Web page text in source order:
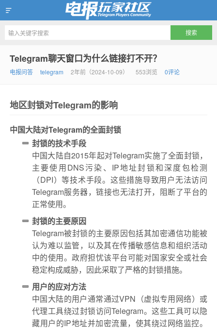
Telegram玩家社区
Telegram聊天窗口为什么链接打不开？
电报问答 telegram 2年前（2024-10-09） 553浏览 0评论
地区封锁对Telegram的影响
中国大陆对Telegram的全面封锁
封锁的技术手段
中国大陆自2015年起对Telegram实施了全面封锁，
主要使用DNS污染、IP地址封锁和深度包检测
（DPI）等技术手段。这些措施导致用户无法访问
Telegram服务器，链接也无法打开，阻断了平台的
正常使用。
封锁的主要原因
Telegram被封锁的主要原因包括其加密通信功能被
认为难以监管，以及其在传播敏感信息和组织活动
中的使用。政府担忧该平台可能对国家安全或社会
稳定构成威胁，因此采取了严格的封锁措施。
用户的应对方法
中国大陆的用户通常通过VPN（虚拟专用网络）或
代理工具绕过封锁访问Telegram。这些工具可以隐
藏用户的IP地址并加密流量，使其绕过网络监控。